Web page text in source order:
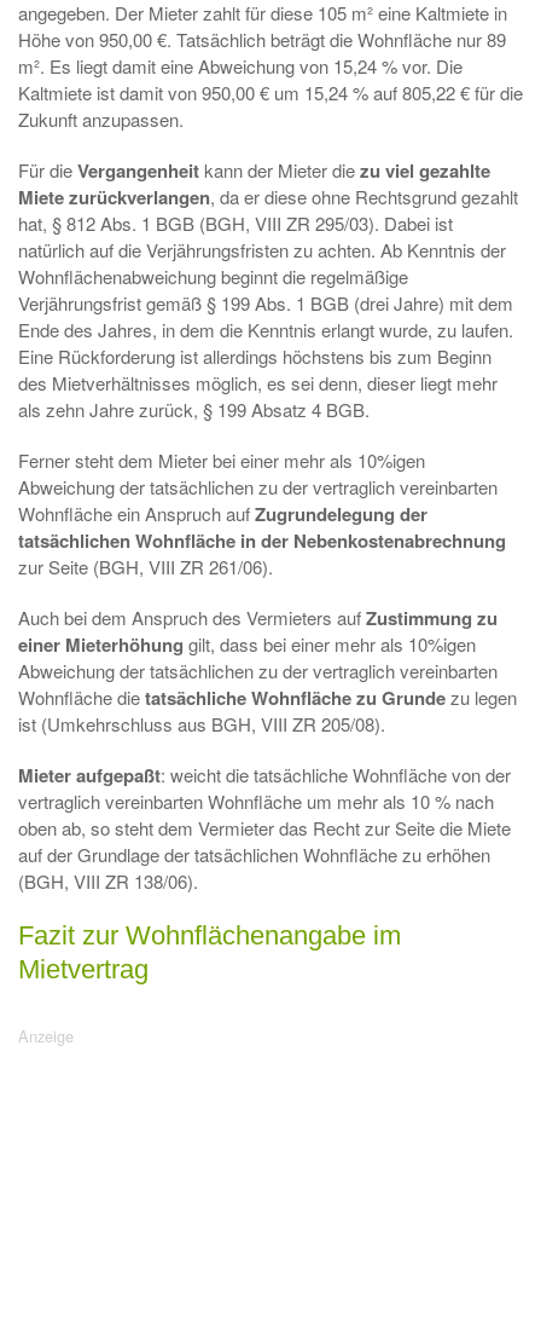
angegeben. Der Mieter zahlt für diese 105 m² eine Kaltmiete in
Höhe von 950,00 €. Tatsächlich beträgt die Wohnfläche nur 89
m². Es liegt damit eine Abweichung von 15,24 % vor. Die
Kaltmiete ist damit von 950,00 € um 15,24 % auf 805,22 € für die
Zukunft anzupassen.
Für dieVergangenheit kann der Mieter diezu viel gezahlte
Miete zurückverlangen, da er diese ohne Rechtsgrund gezahlt
hat, § 812 Abs. 1 BGB (BGH, VIII ZR 295/03). Dabei ist
natürlich auf die Verjährungsfristen zu achten. Ab Kenntnis der
Wohnflächenabweichung beginnt die regelmäßige
Verjährungsfrist gemäß § 199 Abs. 1 BGB (drei Jahre) mit dem
Ende des Jahres, in dem die Kenntnis erlangt wurde, zu laufen.
Eine Rückforderung ist allerdings höchstens bis zum Beginn
des Mietverhältnisses möglich, es sei denn, dieser liegt mehr
als zehn Jahre zurück, § 199 Absatz 4 BGB.
Ferner steht dem Mieter bei einer mehr als 10%igen
Abweichung der tatsächlichen zu der vertraglich vereinbarten
Wohnfläche ein Anspruch aufZugrundelegung der
tatsächlichen Wohnfläche in der Nebenkostenabrechnung
zur Seite (BGH, VIII ZR 261/06).
Auch bei dem Anspruch des Vermieters aufZustimmung zu
einer Mieterhöhung gilt, dass bei einer mehr als 10%igen
Abweichung der tatsächlichen zu der vertraglich vereinbarten
Wohnfläche dietatsächliche Wohnfläche zu Grundezu legen
ist (Umkehrschluss aus BGH, VIII ZR 205/08).
Mieter aufgepaßt: weicht die tatsächliche Wohnfläche von der
vertraglich vereinbarten Wohnfläche um mehr als 10 % nach
oben ab, so steht dem Vermieter das Recht zur Seite die Miete
auf der Grundlage der tatsächlichen Wohnfläche zu erhöhen
(BGH, VIII ZR 138/06).
Fazit zur Wohnflächenangabe im
Mietvertrag